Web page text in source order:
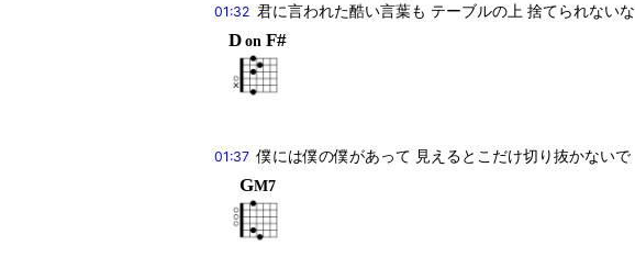
01:32 君に言われた酷い言葉も テーブルの上 捨てられないな
D on F#
01:37 僕には僕の僕があって 見えるとこだけ切り抜かないで
GM7